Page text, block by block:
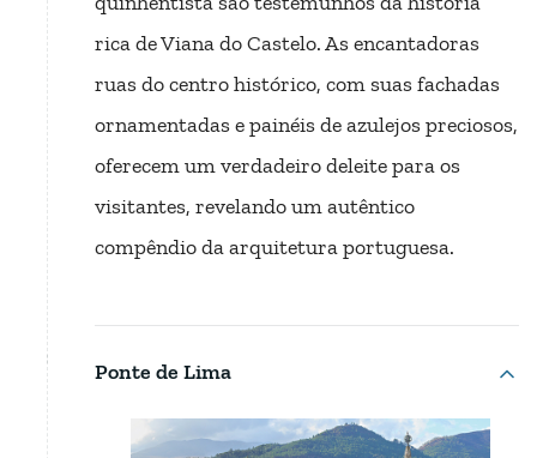
rica de Viana do Castelo. As encantadoras
ruas do centro histórico, com suas fachadas
ornamentadas e painéis de azulejos preciosos,
oferecem um verdadeiro deleite para os
visitantes, revelando um autêntico
compêndio da arquitetura portuguesa.
Ponte de Lima